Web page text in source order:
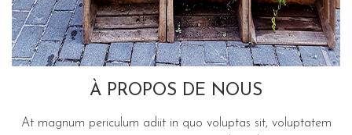
À PROPOS DE NOUS
At magnum periculum adiit in quo voluptas sit, voluptatem